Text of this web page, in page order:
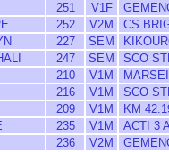
251 V1F
252 V2M
CS
227 SEM
247 SEM
SCO
210 V1M
216 V1M
SCO
209 V1M
KM
235 V1M
ACTI 3
236 V2M